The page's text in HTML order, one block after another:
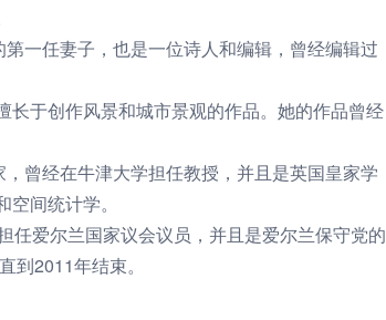
一任妻子，也是一位诗人和编辑，曾经编辑过
长于创作风景和城市景观的作品。她的作品曾经
曾经在牛津大学担任教授，并且是英国皇家学
间统计学。
任爱尔兰国家议会议员，并且是爱尔兰保守党的
到2011年结束。